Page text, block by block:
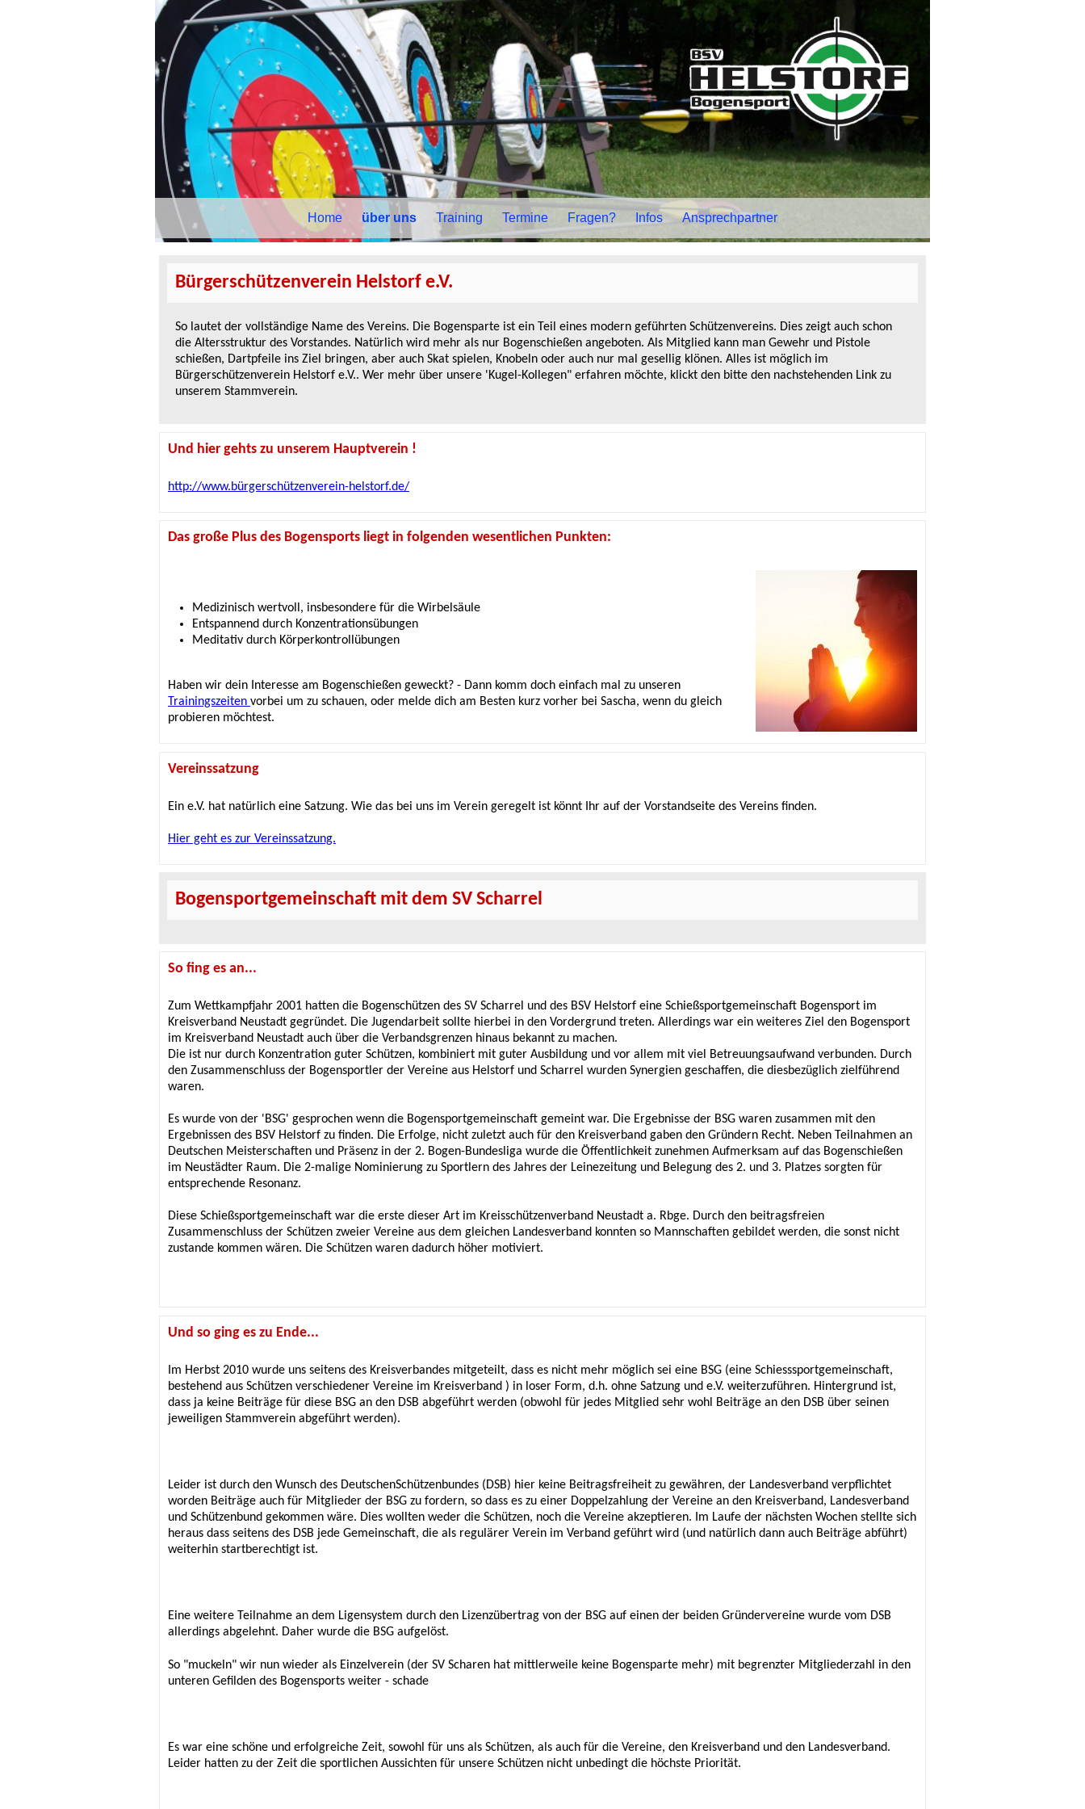
Navigation
überspringen
Home über uns Training Termine Fragen? Infos Ansprechpartner
Bürgerschützenverein Helstorf e.V.
So lautet der vollständige Name des Vereins. Die Bogensparte ist ein Teil eines modern geführten Schützenvereins. Dies zeigt auch schon
die Altersstruktur des Vorstandes. Natürlich wird mehr als nur Bogenschießen angeboten. Als Mitglied kann man Gewehr und Pistole
schießen, Dartpfeile ins Ziel bringen, aber auch Skat spielen, Knobeln oder auch nur mal gesellig klönen. Alles ist möglich im
Bürgerschützenverein Helstorf e.V.. Wer mehr über unsere 'Kugel-Kollegen" erfahren möchte, klickt den bitte den nachstehenden Link zu
unserem Stammverein.
Und hier gehts zu unserem Hauptverein !
http://www.bürgerschützenverein-helstorf.de/
Das große Plus des Bogensports liegt in folgenden wesentlichen Punkten:
Medizinisch wertvoll, insbesondere für die Wirbelsäule
Entspannend durch Konzentrationsübungen
Meditativ durch Körperkontrollübungen
Haben wir dein Interesse am Bogenschießen geweckt? - Dann komm doch einfach mal zu unseren
Trainingszeiten vorbei um zu schauen, oder melde dich am Besten kurz vorher bei Sascha, wenn du gleich
probieren möchtest.
Vereinssatzung
Ein e.V. hat natürlich eine Satzung. Wie das bei uns im Verein geregelt ist könnt Ihr auf der Vorstandseite des Vereins finden.
Hier geht es zur Vereinssatzung.
Bogensportgemeinschaft mit dem SV Scharrel
So fing es an...
Zum Wettkampfjahr 2001 hatten die Bogenschützen des SV Scharrel und des BSV Helstorf eine Schießsportgemeinschaft Bogensport im
Kreisverband Neustadt gegründet. Die Jugendarbeit sollte hierbei in den Vordergrund treten. Allerdings war ein weiteres Ziel den Bogensport
im Kreisverband Neustadt auch über die Verbandsgrenzen hinaus bekannt zu machen.
Die ist nur durch Konzentration guter Schützen, kombiniert mit guter Ausbildung und vor allem mit viel Betreuungsaufwand verbunden. Durch
den Zusammenschluss der Bogensportler der Vereine aus Helstorf und Scharrel wurden Synergien geschaffen, die diesbezüglich zielführend
waren.
Es wurde von der 'BSG' gesprochen wenn die Bogensportgemeinschaft gemeint war. Die Ergebnisse der BSG waren zusammen mit den
Ergebnissen des BSV Helstorf zu finden. Die Erfolge, nicht zuletzt auch für den Kreisverband gaben den Gründern Recht. Neben Teilnahmen an
Deutschen Meisterschaften und Präsenz in der 2. Bogen-Bundesliga wurde die Öffentlichkeit zunehmen Aufmerksam auf das Bogenschießen
im Neustädter Raum. Die 2-malige Nominierung zu Sportlern des Jahres der Leinezeitung und Belegung des 2. und 3. Platzes sorgten für
entsprechende Resonanz.
Diese Schießsportgemeinschaft war die erste dieser Art im Kreisschützenverband Neustadt a. Rbge. Durch den beitragsfreien
Zusammenschluss der Schützen zweier Vereine aus dem gleichen Landesverband konnten so Mannschaften gebildet werden, die sonst nicht
zustande kommen wären. Die Schützen waren dadurch höher motiviert.
Und so ging es zu Ende...
Im Herbst 2010 wurde uns seitens des Kreisverbandes mitgeteilt, dass es nicht mehr möglich sei eine BSG (eine Schiesssportgemeinschaft,
bestehend aus Schützen verschiedener Vereine im Kreisverband ) in loser Form, d.h. ohne Satzung und e.V. weiterzuführen. Hintergrund ist,
dass ja keine Beiträge für diese BSG an den DSB abgeführt werden (obwohl für jedes Mitglied sehr wohl Beiträge an den DSB über seinen
jeweiligen Stammverein abgeführt werden).
Leider ist durch den Wunsch des DeutschenSchützenbundes (DSB) hier keine Beitragsfreiheit zu gewähren, der Landesverband verpflichtet
worden Beiträge auch für Mitglieder der BSG zu fordern, so dass es zu einer Doppelzahlung der Vereine an den Kreisverband, Landesverband
und Schützenbund gekommen wäre. Dies wollten weder die Schützen, noch die Vereine akzeptieren.
Im Laufe der nächsten Wochen stellte sich
heraus dass seitens des DSB jede Gemeinschaft, die als regulärer Verein im Verband geführt wird (und natürlich dann auch Beiträge abführt)
weiterhin startberechtigt ist.
Eine weitere Teilnahme an dem Ligensystem durch den Lizenzübertrag von der BSG auf einen der beiden Gründervereine wurde vom DSB
allerdings abgelehnt. Daher wurde die BSG aufgelöst.
So "muckeln" wir nun wieder als Einzelverein (der SV Scharen hat mittlerweile keine Bogensparte mehr) mit begrenzter Mitgliederzahl in den
unteren Gefilden des Bogensports weiter - schade
Es war eine schöne und erfolgreiche Zeit, sowohl für uns als Schützen, als auch für die Vereine, den Kreisverband und den Landesverband.
Leider hatten zu der Zeit die sportlichen Aussichten für unsere Schützen nicht unbedingt die höchste Priorität.